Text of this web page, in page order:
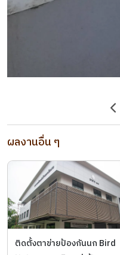
ผลงานอื่น ๆ
ติดตั้งตาข่ายป้องกันนก Bird